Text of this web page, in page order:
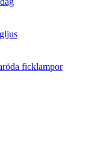
ficklampor